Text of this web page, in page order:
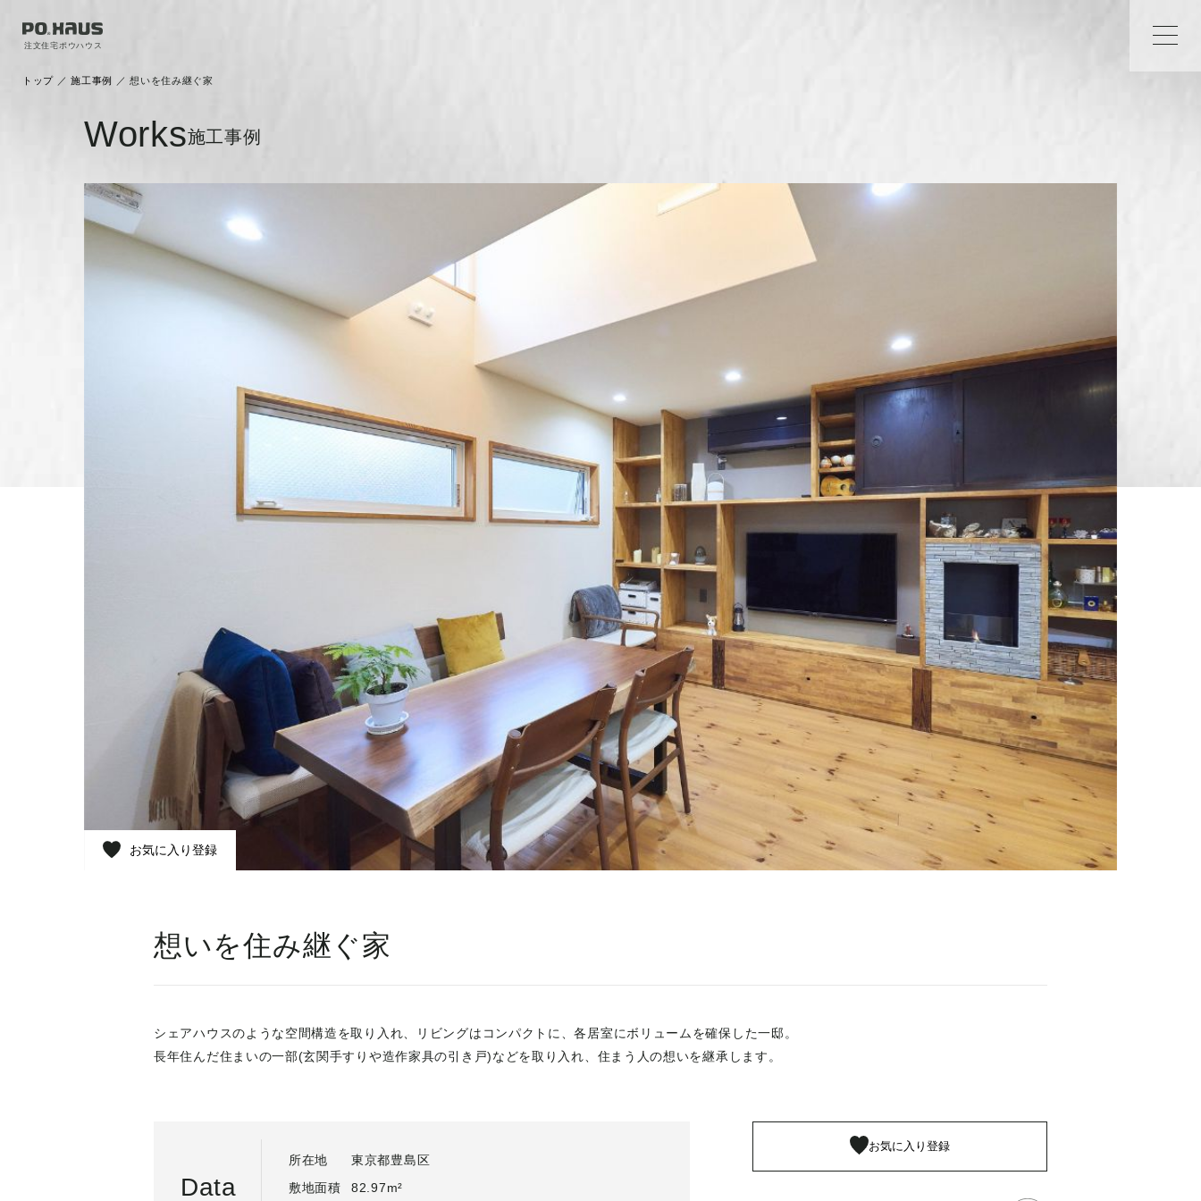
注文住宅ポウハウス
トップ ／施工事例 ／想いを住み継ぐ家
Works施工事例
お気に入り登録
想いを住み継ぐ家
シェアハウスのような空間構造を取り入れ、リビングはコンパクトに、各居室にボリュームを確保した一邸。
長年住んだ住まいの一部(玄関手すりや造作家具の引き戸)などを取り入れ、住まう人の想いを継承します。
Data
所在地
東京都豊島区
敷地面積
82.97m²
お気に入り登録